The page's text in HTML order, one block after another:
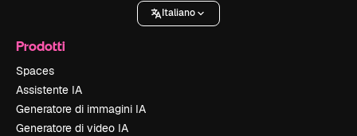
Italiano
Prodotti
Spaces
Assistente IA
Generatore di immagini IA
Generatore di video IA